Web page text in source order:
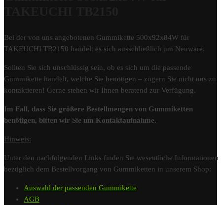
Bei der von uns angebotenen Gummikette 500x92x84W für
TAKEUCHI TB2150 handelt es sich ausschließlich um Neuware.
Sollten Sie sich unschlüssig sein, ob es sich um die passende
Gummikette handelt, welche Sie benötigen – zögern Sie nicht uns zu
kontaktieren! Gerne stehen wir Ihnen beratend zur Verfügung.
Im Fall, dass Sie größere Bestellmengen von Gummiketten
benötigen, bitten wir Sie um Kontaktaufnahme.
Hinweis:
Unter den nachfolgenden Links finden Sie wesentliche Informationen
bezüglich dem Bestellvorgang von Gummiketten in unserem Shop:
Auswahl der passenden Gummikette
AGB